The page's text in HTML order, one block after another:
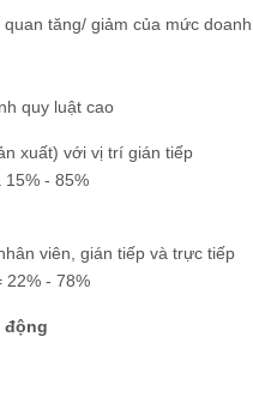
tăng/ giảm của mức doanh
quy luật cao
xuất) với vị trí gián tiếp
15% - 85%
viên, gián tiếp và trực tiếp
22% - 78%
động